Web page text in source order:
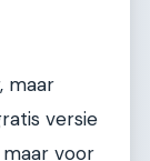
maar
versie
voor